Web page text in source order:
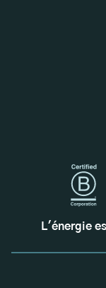
L'énergie